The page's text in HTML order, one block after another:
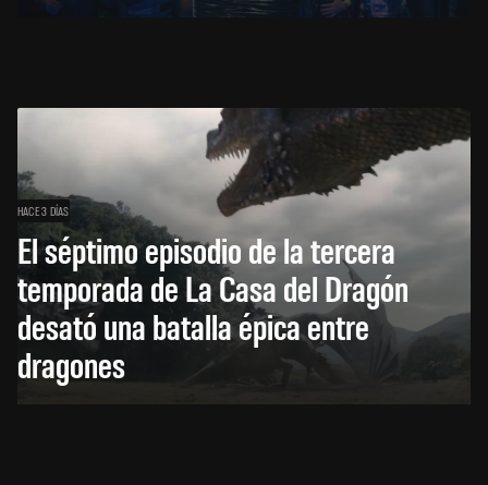
HACE 3 DÍAS
El séptimo episodio de la tercera
temporada de La Casa del Dragón
desató una batalla épica entre
dragones